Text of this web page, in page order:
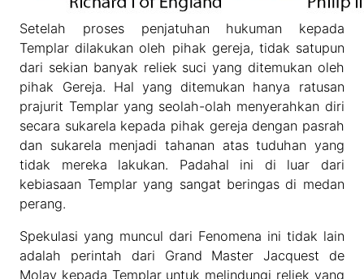
Setelah proses penjatuhan hukuman kepada
Templar dilakukan oleh pihak gereja, tidak satupun
dari sekian banyak reliek suci yang ditemukan oleh
pihak Gereja. Hal yang ditemukan hanya ratusan
prajurit Templar yang seolah-olah menyerahkan diri
secara sukarela kepada pihak gereja dengan pasrah
dan sukarela menjadi tahanan atas tuduhan yang
tidak mereka lakukan. Padahal ini di luar dari
kebiasaan Templar yang sangat beringas di medan
perang.
Spekulasi yang muncul dari Fenomena ini tidak lain
adalah perintah dari Grand Master Jacquest de
Molay kepada Templar untuk melindungi reliek yang